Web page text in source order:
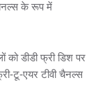
के रूप में
को डीडी फ्री डिश पर
टू-एयर टीवी चैनल्स